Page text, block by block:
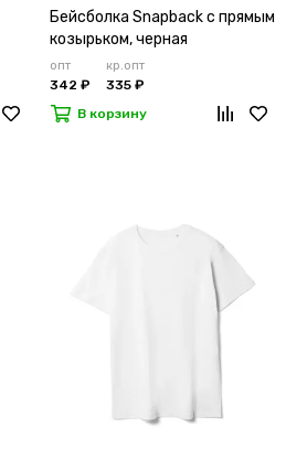
Бейсболка Snapback с прямым
козырьком, черная
опт
342 ₽
кр.опт
335 ₽
В корзину